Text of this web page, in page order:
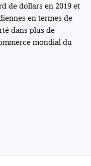
de dollars en 2019 et
en termes de
dans plus de
mondial du